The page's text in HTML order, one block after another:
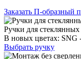
Заказать П-образный
Ручки для
В новых цветах: SNG
Выбрать ручку